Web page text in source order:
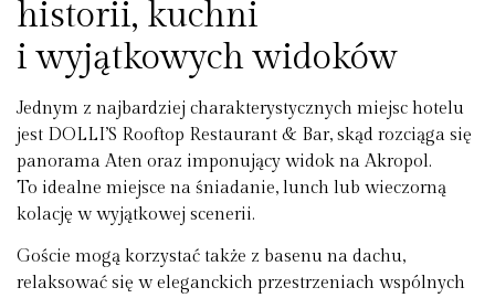
historii, kuchni
i wyjątkowych widoków
Jednym z najbardziej charakterystycznych miejsc hotelu
jest DOLLI’S Rooftop Restaurant & Bar, skąd rozciąga się
panorama Aten oraz imponujący widok na Akropol.
To idealne miejsce na śniadanie, lunch lub wieczorną
kolację w wyjątkowej scenerii.
Goście mogą korzystać także z basenu na dachu,
relaksować się w eleganckich przestrzeniach wspólnych